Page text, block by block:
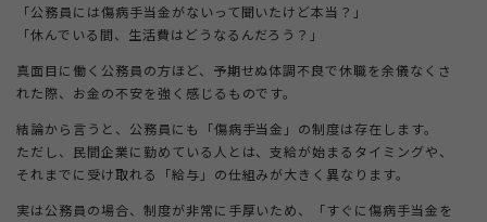
退職コンシェルジュについて
「公務員には傷病手当金がないって聞いたけど本当？」
「休んでいる間、生活費はどうなるんだろう？」
真面目に働く公務員の方ほど、予期せぬ体調不良で休職を余儀なくさ
れた際、お金の不安を強く感じるものです。
結論から言うと、公務員にも「傷病手当金」の制度は存在します。
ただし、民間企業に勤めている人とは、支給が始まるタイミングや、
それまでに受け取れる「給与」の仕組みが大きく異なります。
実は公務員の場合、制度が非常に手厚いため、「すぐに傷病手当金を